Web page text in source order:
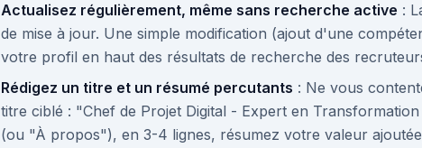
Actualisez régulièrement, même sans recherche active :
de mise à jour. Une simple modification (ajout d'une
votre profil en haut des résultats de recherche des
Rédigez un titre et un résumé percutants : Ne vous
titre ciblé : "Chef de Projet Digital - Expert en
(ou "À propos"), en 3-4 lignes, résumez votre valeur